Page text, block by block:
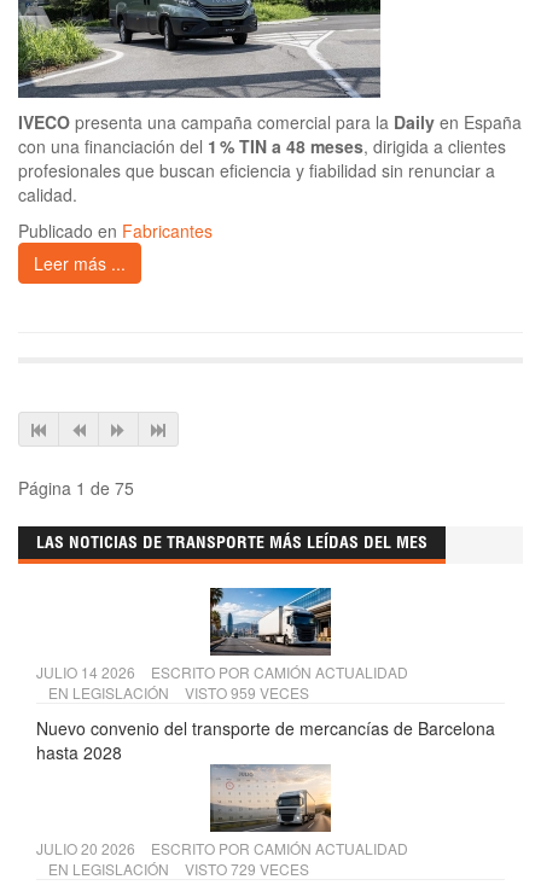
IVECO presenta una campaña comercial para la Daily en España
con una financiación del 1 % TIN a 48 meses, dirigida a clientes
profesionales que buscan eficiencia y fiabilidad sin renunciar a
calidad.
Publicado en Fabricantes
Leer más ...
Página 1 de 75
LAS NOTICIAS DE TRANSPORTE MÁS LEÍDAS DEL MES
JULIO 14 2026 ESCRITO POR CAMIÓN ACTUALIDAD
EN LEGISLACIÓN VISTO 959 VECES
Nuevo convenio del transporte de mercancías de Barcelona
hasta 2028
JULIO 20 2026 ESCRITO POR CAMIÓN ACTUALIDAD
EN LEGISLACIÓN VISTO 729 VECES